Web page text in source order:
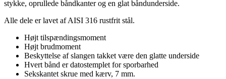
stykke, oprullede båndkanter og en glat båndunderside.
Alle dele er lavet af AISI 316 rustfrit stål.
Højt tilspændingsmoment
Højt brudmoment
Beskyttelse af slangen takket være den glatte underside
Hvert bånd er datostemplet for sporbarhed
Sekskantet skrue med kærv, 7 mm.